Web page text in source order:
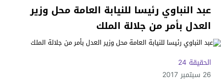
عبد النباوي رئيسا للنيابة العامة محل وزير
العدل بأمر من جلالة الملك
الحقيقة 24
26 سبتمبر 2017